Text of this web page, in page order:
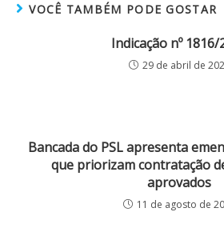
VOCÊ TAMBÉM PODE GOSTAR
Indicação nº 1816/
29 de abril de
Bancada do PSL apresenta
que priorizam contratação
aprovados
11 de agosto de